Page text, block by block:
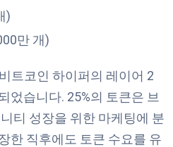
)
만 개)
트코인 하이퍼의 레이어 2
었습니다. 25%의 토큰은 브
티 성장을 위한 마케팅에 분
한 직후에도 토큰 수요를 유